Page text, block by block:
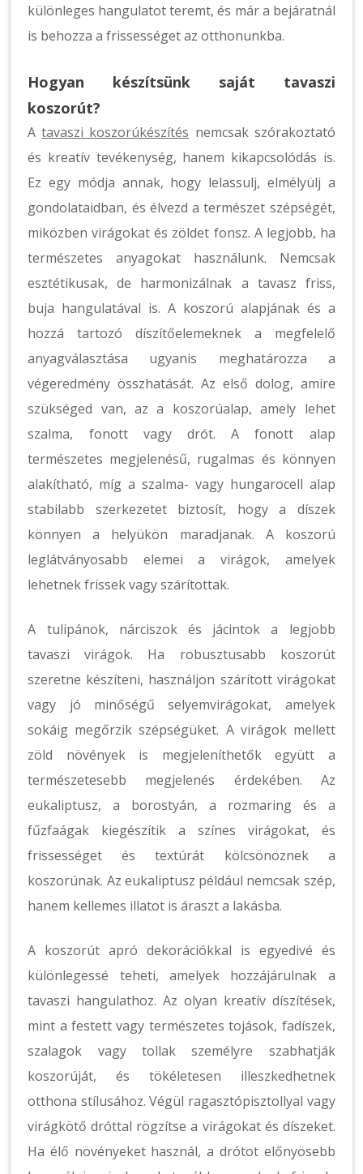
különleges hangulatot teremt, és már a bejáratnál
is behozza a frissességet az otthonunkba.
Hogyan készítsünk saját tavaszi
koszorút?
Atavaszi koszorúkészítés nemcsak szórakoztató
és kreatív tevékenység, hanem kikapcsolódás is.
Ez egy módja annak, hogy lelassulj, elmélyülj a
gondolataidban, és élvezd a természet szépségét,
miközben virágokat és zöldet fonsz. A legjobb, ha
természetes anyagokat használunk. Nemcsak
esztétikusak, de harmonizálnak a tavasz friss,
buja hangulatával is. A koszorú alapjának és a
hozzá tartozó díszítőelemeknek a megfelelő
anyagválasztása ugyanis meghatározza a
végeredmény összhatását. Az első dolog, amire
szükséged van, az a koszorúalap, amely lehet
szalma, fonott vagy drót. A fonott alap
természetes megjelenésű, rugalmas és könnyen
alakítható, míg a szalma- vagy hungarocell alap
stabilabb szerkezetet biztosít, hogy a díszek
könnyen a helyükön maradjanak. A koszorú
leglátványosabb elemei a virágok, amelyek
lehetnek frissek vagy szárítottak.
A tulipánok, nárciszok és jácintok a legjobb
tavaszi virágok. Ha robusztusabb koszorút
szeretne készíteni, használjon szárított virágokat
vagy jó minőségű selyemvirágokat, amelyek
sokáig megőrzik szépségüket. A virágok mellett
zöld növények is megjeleníthetők együtt a
természetesebb megjelenés érdekében. Az
eukaliptusz, a borostyán, a rozmaring és a
fűzfaágak kiegészítik a színes virágokat, és
frissességet és textúrát kölcsönöznek a
koszorúnak. Az eukaliptusz például nemcsak szép,
hanem kellemes illatot is áraszt a lakásba.
A koszorút apró dekorációkkal is egyedivé és
különlegessé teheti, amelyek hozzájárulnak a
tavaszi hangulathoz. Az olyan kreatív díszítések,
mint a festett vagy természetes tojások, fadíszek,
szalagok vagy tollak személyre szabhatják
koszorúját, és tökéletesen illeszkedhetnek
otthona stílusához. Végül ragasztópisztollyal vagy
virágkötő dróttal rögzítse a virágokat és díszeket.
Ha élő növényeket használ, a drótot előnyösebb